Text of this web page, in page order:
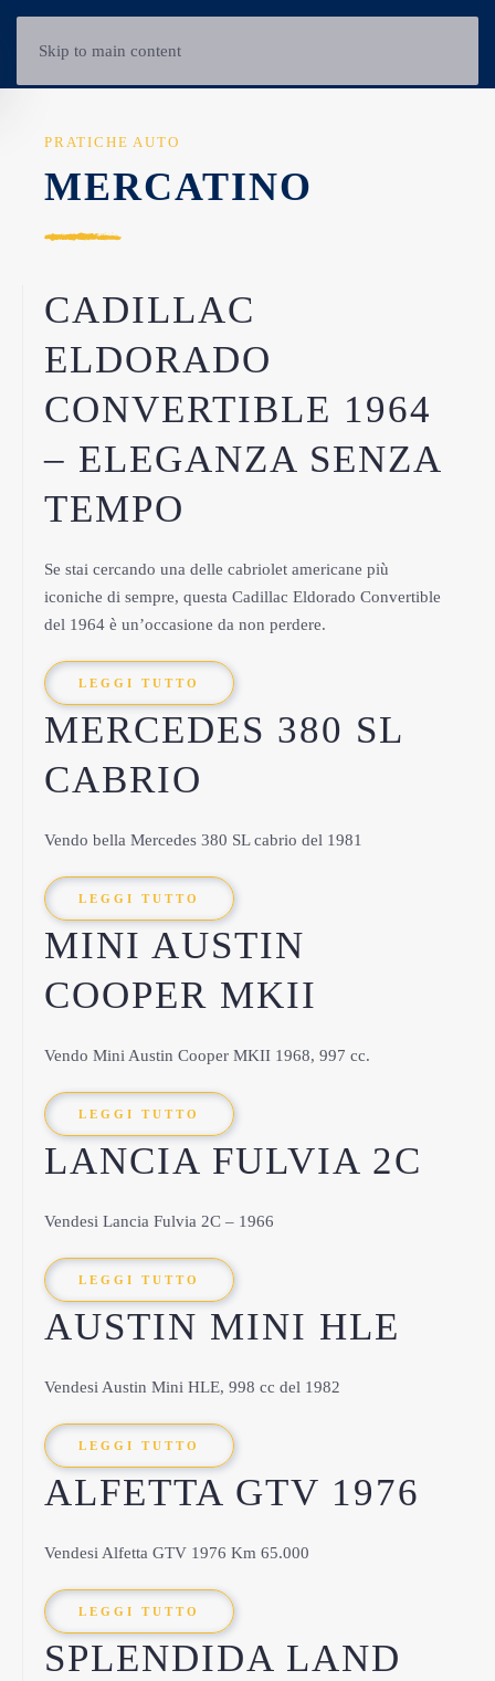
Skip to main content
PRATICHE AUTO
MERCATINO
CADILLAC
ELDORADO
CONVERTIBLE 1964
– ELEGANZA SENZA
TEMPO
Se stai cercando una delle cabriolet americane più
iconiche di sempre, questa Cadillac Eldorado Convertible
del 1964 è un’occasione da non perdere.
LEGGI TUTTO
MERCEDES 380 SL
CABRIO
Vendo bella Mercedes 380 SL cabrio del 1981
LEGGI TUTTO
MINI AUSTIN
COOPER MKII
Vendo Mini Austin Cooper MKII 1968, 997 cc.
LEGGI TUTTO
LANCIA FULVIA 2C
Vendesi Lancia Fulvia 2C – 1966
LEGGI TUTTO
AUSTIN MINI HLE
Vendesi Austin Mini HLE, 998 cc del 1982
LEGGI TUTTO
ALFETTA GTV 1976
Vendesi Alfetta GTV 1976 Km 65.000
LEGGI TUTTO
SPLENDIDA LAND